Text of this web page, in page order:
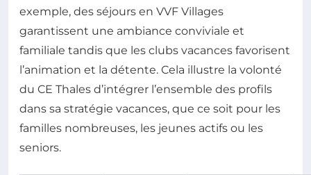
exemple, des séjours en VVF Villages
garantissent une ambiance conviviale et
familiale tandis que les clubs vacances favorisent
l’animation et la détente. Cela illustre la volonté
du CE Thales d’intégrer l’ensemble des profils
dans sa stratégie vacances, que ce soit pour les
familles nombreuses, les jeunes actifs ou les
seniors.